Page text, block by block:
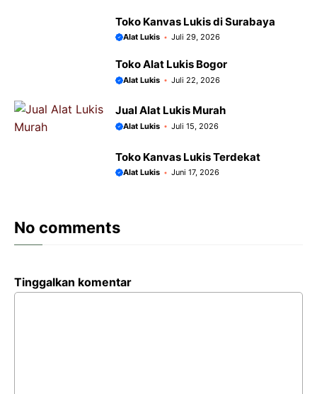
Toko Kanvas Lukis di Surabaya
Alat Lukis Juli 29, 2026
Toko Alat Lukis Bogor
Alat Lukis Juli 22, 2026
Jual Alat Lukis Murah
Alat Lukis Juli 15, 2026
Toko Kanvas Lukis Terdekat
Alat Lukis Juni 17, 2026
No comments
Tinggalkan komentar